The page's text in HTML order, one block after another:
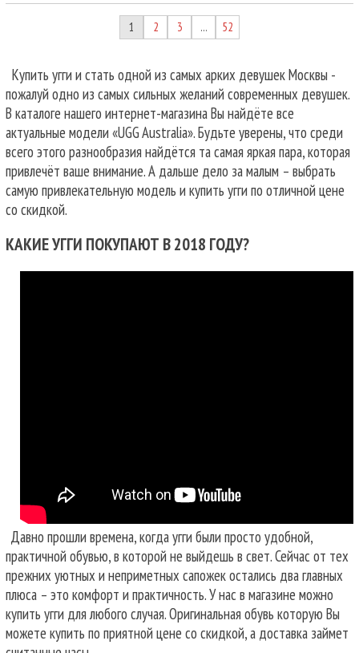
1 2 3 … 52
Купить угги и стать одной из самых арких девушек Москвы -
пожалуй одно из самых сильных желаний современных девушек.
В каталоге нашего интернет-магазина Вы найдёте все
актуальные модели «UGG Australia». Будьте уверены, что среди
всего этого разнообразия найдётся та самая яркая пара, которая
привлечёт ваше внимание. А дальше дело за малым – выбрать
самую привлекательную модель и купить угги по отличной цене
со скидкой.
КАКИЕ УГГИ ПОКУПАЮТ В 2018 ГОДУ?
Давно прошли времена, когда угги были просто удобной,
практичной обувью, в которой не выйдешь в свет. Сейчас от тех
прежних уютных и неприметных сапожек остались два главных
плюса – это комфорт и практичность. У нас в магазине можно
купить угги для любого случая.Оригинальная обувь которую Вы
можете купить по приятной цене со скидкой, а доставка займет